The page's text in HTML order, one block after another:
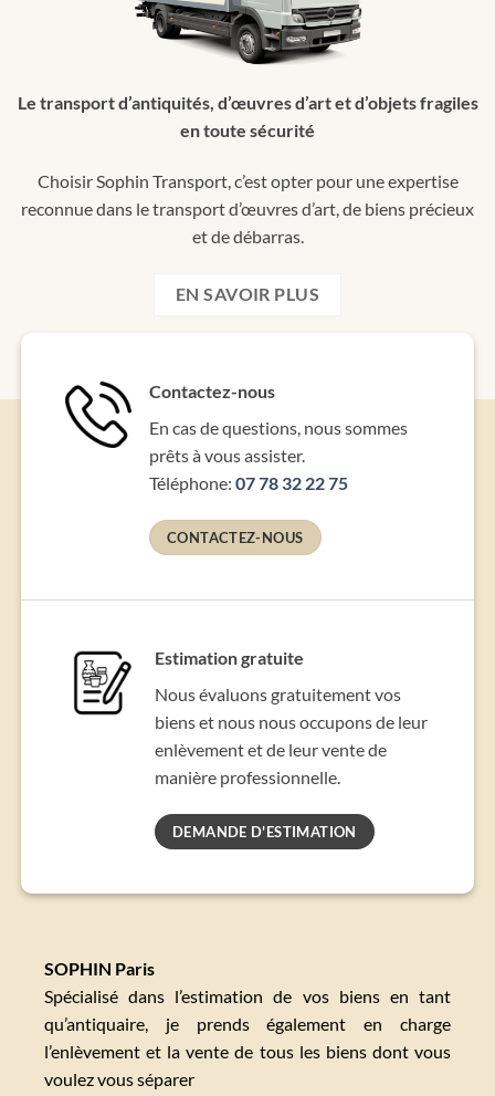
Le transport d’antiquités, d’œuvres d’art et d’objets fragiles
en toute sécurité
Choisir Sophin Transport, c’est opter pour une expertise
reconnue dans le transport d’œuvres d’art, de biens précieux
et de débarras.
EN SAVOIR PLUS
Contactez-nous
En cas de questions, nous sommes
prêts à vous assister.
Téléphone: 07 78 32 22 75
CONTACTEZ-NOUS
Estimation gratuite
Nous évaluons gratuitement vos
biens et nous nous occupons de leur
enlèvement et de leur vente de
manière professionnelle.
DEMANDE D'ESTIMATION
SOPHIN Paris
Spécialisé dans l’estimation de vos biens en tant
qu’antiquaire, je prends également en charge
l’enlèvement et la vente de tous les biens dont vous
voulez vous séparer